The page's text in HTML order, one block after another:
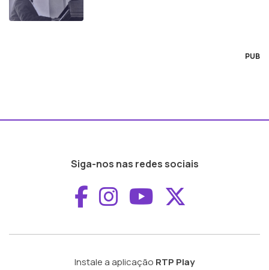
PUB
Siga-nos nas redes sociais
Aceder ao
Aceder ao
Aceder ao
Instale a aplicação RTP Play